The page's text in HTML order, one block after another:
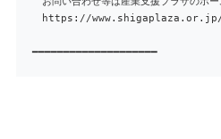
https://www.shigaplaza.or.jp/
━━━━━━━━━━━━━━━━━━━━